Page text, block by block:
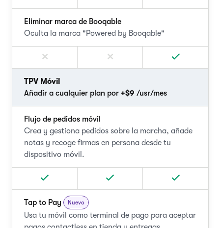
Eliminar marca de Booqable
Oculta la marca "Powered by Booqable"
TPV Móvil
Añadir a cualquier plan por +$9 /usr/mes
Flujo de pedidos móvil
Crea y gestiona pedidos sobre la marcha, añade
notas y recoge firmas en persona desde tu
dispositivo móvil.
Tap to Pay Nuevo
Usa tu móvil como terminal de pago para aceptar